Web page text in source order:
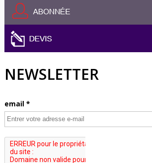
NEWSLETTER
email *